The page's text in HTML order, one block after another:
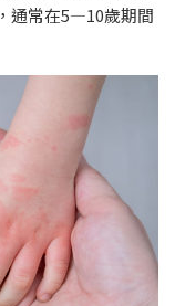
通常在5—10歲期間